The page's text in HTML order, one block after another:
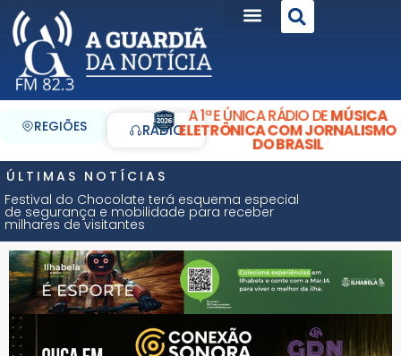
REGIÕES RÁDIO
A 1ª E ÚNICA RÁDIO DEMÚSICA
ELETRÔNICA COM JORNALISMO
DO BRASIL
ÚLTIMAS NOTÍCIAS
Festival do Chocolate terá esquema especial
de segurança e mobilidade para receber
milhares de visitantes